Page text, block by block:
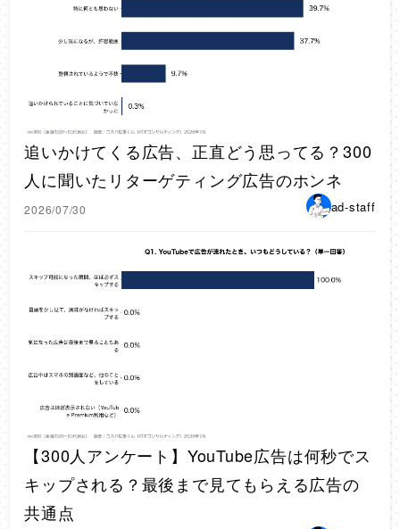
追いかけてくる広告、正直どう思ってる？300
人に聞いたリターゲティング広告のホンネ
2026/07/30 ad-staff
【300人アンケート】YouTube広告は何秒でス
キップされる？最後まで見てもらえる広告の
共通点